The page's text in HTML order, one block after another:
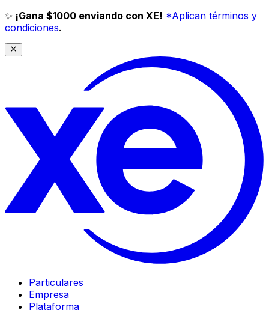
✨ ¡Gana $1000 enviando con XE! *Aplican términos y
condiciones.
Particulares
Empresa
Plataforma